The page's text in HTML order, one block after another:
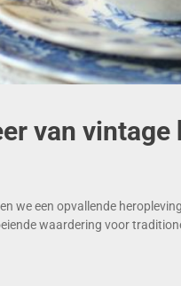
van
we een opvallende
waardering voor